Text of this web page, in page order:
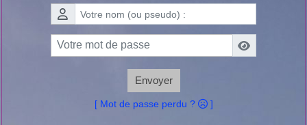
Envoyer
[ Mot de passe perdu ? ]